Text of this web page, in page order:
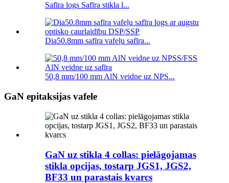
Safīra logs Safīra stikla l...
Dia50.8mm safīra vafeļu safīra...
50,8 mm/100 mm AlN veidne uz NPS...
GaN epitaksijas vafele
GaN uz stikla 4 collas: pielāgojamas
stikla opcijas, tostarp JGS1, JGS2,
BF33 un parastais kvarcs